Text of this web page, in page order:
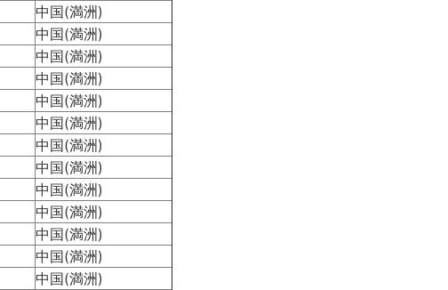
中国(満洲)
中国(満洲)
中国(満洲)
中国(満洲)
中国(満洲)
中国(満洲)
中国(満洲)
中国(満洲)
中国(満洲)
中国(満洲)
中国(満洲)
中国(満洲)
中国(満洲)